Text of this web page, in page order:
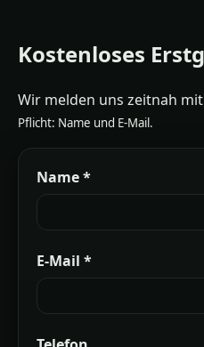
Kostenloses
Wir melden uns zeitnah
Pflicht: Name und E‑Mail.
Name *
E‑Mail *